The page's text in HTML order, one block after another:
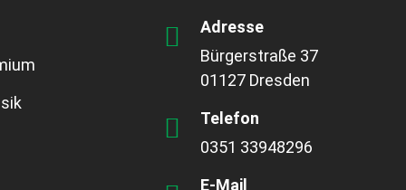
Adresse
Bürgerstraße 37
01127 Dresden
Telefon
0351 33948296
E-Mail